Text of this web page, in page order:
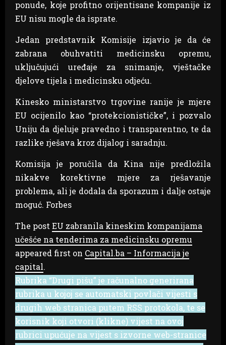
ponude, koje profitno orijentisane kompanije iz
EU nisu mogle da isprate.
Jedan predstavnik Komisije izjavio je da će
zabrana obuhvatiti medicinsku opremu,
uključujući uređaje za snimanje, vještačke
djelove tijela i medicinsku odjeću.
Kinesko ministarstvo trgovine ranije je mjere
EU ocijenilo kao “protekcionističke”, i pozvalo
Uniju da djeluje pravedno i transparentno, te da
razlike rješava kroz dijalog i saradnju.
Komisija je poručila da Kina nije predložila
nikakve korektivne mjere za rješavanje
problema, ali je dodala da sporazum i dalje ostaje
moguć. Forbes
The post EU zabranila kineskim kompanijama
učešće na tenderima za medicinsku opremu
appeared first on Capital.ba – Informacija je
capital.
Rubrika “Drugi pišu” je računalno generirana
rubrika u kojoj se automatski povlači vijesti s
drugih web stranica putem RSS protokola, te se
korisnik koji otvori (klikne) vijest na ovoj
rubrici upućuje na vijest s izvorne web-stranice